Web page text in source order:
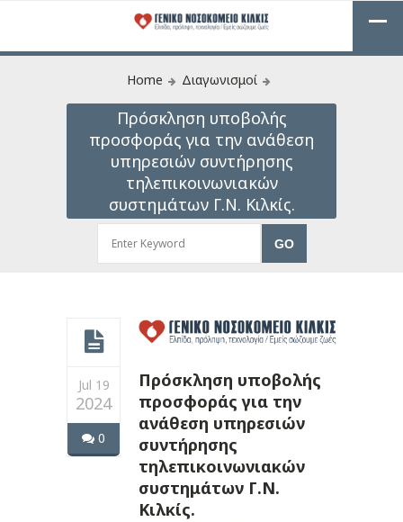
Home Διαγωνισμοί
Πρόσκληση υποβολής
προσφοράς για την ανάθεση
υπηρεσιών συντήρησης
τηλεπικοινωνιακών
συστημάτων Γ.Ν. Κιλκίς.
Jul 19
2024
0
Πρόσκληση υποβολής
προσφοράς για την
ανάθεση υπηρεσιών
συντήρησης
τηλεπικοινωνιακών
συστημάτων Γ.Ν.
Κιλκίς.